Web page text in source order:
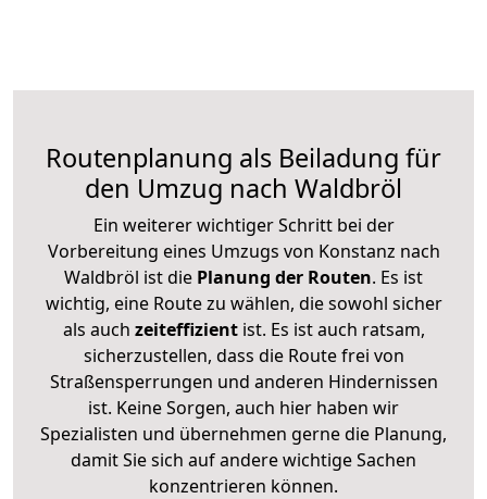
Routenplanung als Beiladung für
den Umzug nach Waldbröl
Ein weiterer wichtiger Schritt bei der
Vorbereitung eines Umzugs von Konstanz nach
Waldbröl ist die Planung der Routen. Es ist
wichtig, eine Route zu wählen, die sowohl sicher
als auch zeiteffizientist. Es ist auch ratsam,
sicherzustellen, dass die Route frei von
Straßensperrungen und anderen Hindernissen
ist. Keine Sorgen, auch hier haben wir
Spezialisten und übernehmen gerne die Planung,
damit Sie sich auf andere wichtige Sachen
konzentrieren können.